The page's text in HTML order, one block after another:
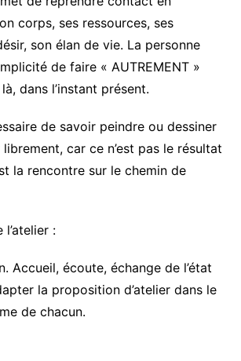
corps, ses ressources, ses
son élan de vie. La personne
de faire « AUTREMENT »
dans l’instant présent.
de savoir peindre ou dessiner
librement, car ce n’est pas le résultat
la rencontre sur le chemin de
l’atelier :
Accueil, écoute, échange de l’état
la proposition d’atelier dans le
de chacun.